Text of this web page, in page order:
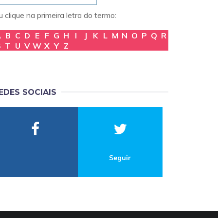
clique na primeira letra do termo:
B C D E F G H I J K L M N O P Q R
T U V W X Y Z
SOCIAIS
Seguir